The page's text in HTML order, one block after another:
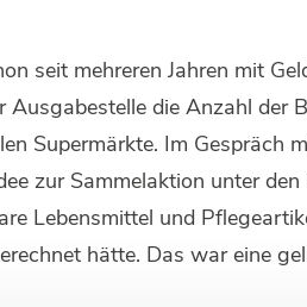
seit mehreren Jahren mit
Ausgabestelle die Anzahl der
Supermärkte. Im Gespräch
zur Sammelaktion unter den
Lebensmittel und
hätte. Das war eine